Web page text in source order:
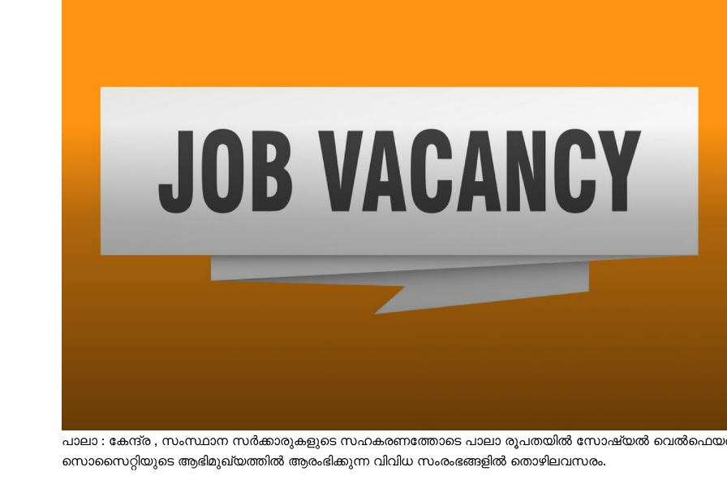
പാലാ : കേന്ദ്ര , സംസ്ഥാന സർക്കാരുകളുടെ സഹകരണത്തോടെ പാലാ രൂപതയിൽ സോഷ്യൽ
സൊസൈറ്റിയുടെ ആഭിമുഖ്യത്തിൽ ആരംഭിക്കുന്ന വിവിധ സംരംഭങ്ങളിൽ തൊഴിലവസരം.